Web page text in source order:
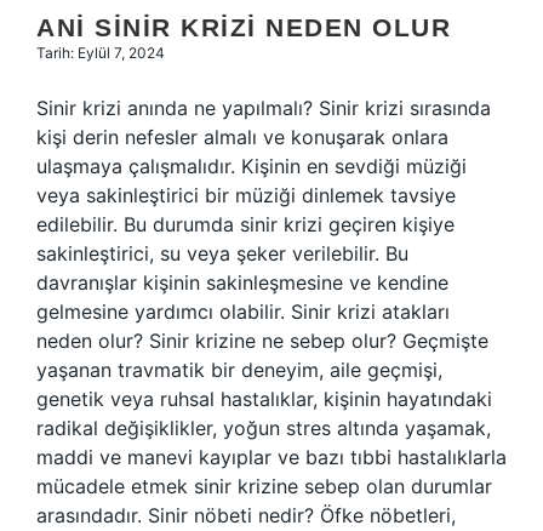
ANI SINIR KRIZI NEDEN OLUR
Tarih: Eylül 7, 2024
Sinir krizi anında ne yapılmalı? Sinir krizi sırasında
kişi derin nefesler almalı ve konuşarak onlara
ulaşmaya çalışmalıdır. Kişinin en sevdiği müziği
veya sakinleştirici bir müziği dinlemek tavsiye
edilebilir. Bu durumda sinir krizi geçiren kişiye
sakinleştirici, su veya şeker verilebilir. Bu
davranışlar kişinin sakinleşmesine ve kendine
gelmesine yardımcı olabilir. Sinir krizi atakları
neden olur? Sinir krizine ne sebep olur? Geçmişte
yaşanan travmatik bir deneyim, aile geçmişi,
genetik veya ruhsal hastalıklar, kişinin hayatındaki
radikal değişiklikler, yoğun stres altında yaşamak,
maddi ve manevi kayıplar ve bazı tıbbi hastalıklarla
mücadele etmek sinir krizine sebep olan durumlar
arasındadır. Sinir nöbeti nedir? Öfke nöbetleri,